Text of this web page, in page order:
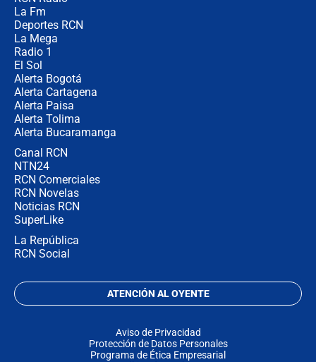
La Fm
Deportes RCN
La Mega
Radio 1
El Sol
Alerta Bogotá
Alerta Cartagena
Alerta Paisa
Alerta Tolima
Alerta Bucaramanga
Canal RCN
NTN24
RCN Comerciales
RCN Novelas
Noticias RCN
SuperLike
La República
RCN Social
ATENCIÓN AL OYENTE
Aviso de Privacidad
Protección de Datos Personales
Programa de Ética Empresarial